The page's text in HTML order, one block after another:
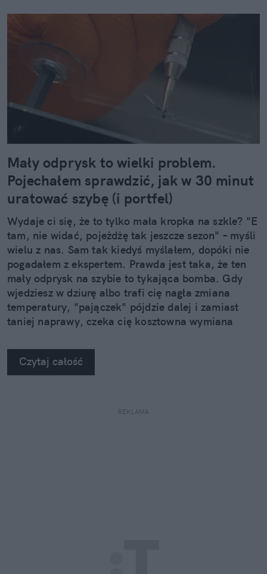
Mały odprysk to wielki problem.
Pojechałem sprawdzić, jak w 30 minut
uratować szybę (i portfel)
Wydaje ci się, że to tylko mała kropka na szkle? "E
tam, nie widać, pojeżdżę tak jeszcze sezon" – myśli
wielu z nas. Sam tak kiedyś myślałem, dopóki nie
pogadałem z ekspertem. Prawda jest taka, że ten
mały odprysk na szybie to tykająca bomba. Gdy
wjedziesz w dziurę albo trafi cię nagła zmiana
temperatury, "pajączek" pójdzie dalej i zamiast
taniej naprawy, czeka cię kosztowna wymiana
na własne oczy zobaczyć, jak profesjonaliści radzą
sobie z takimi uszkodzeniami.
Czytaj całość
REKLAMA